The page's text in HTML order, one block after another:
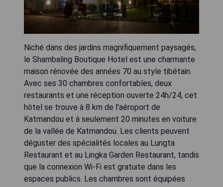
Niché dans des jardins magnifiquement paysagés,
le Shambaling Boutique Hotel est une charmante
maison rénovée des années 70 au style tibétain.
Avec ses 30 chambres confortables, deux
restaurants et une réception ouverte 24h/24, cet
hôtel se trouve à 8 km de l'aéroport de
Katmandou et à seulement 20 minutes en voiture
de la vallée de Katmandou. Les clients peuvent
déguster des spécialités locales au Lungta
Restaurant et au Lingka Garden Restaurant, tandis
que la connexion Wi-Fi est gratuite dans les
espaces publics. Les chambres sont équipées